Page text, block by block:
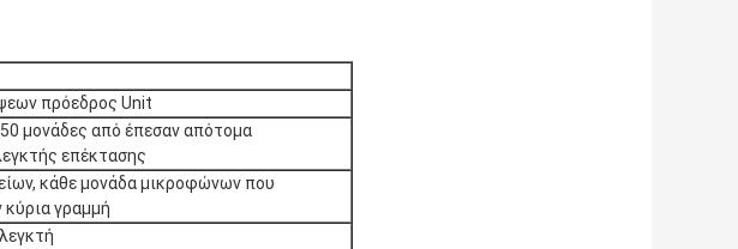
πρόεδρος Unit
μονάδες από έπεσαν απότομα
επέκτασης
κάθε μονάδα μικροφώνων που
κύρια γραμμή